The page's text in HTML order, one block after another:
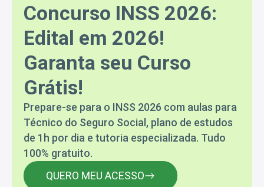
Concurso INSS 2026:
Edital em 2026!
Garanta seu Curso
Grátis!
Prepare-se para o INSS 2026 com aulas para
Técnico do Seguro Social, plano de estudos
de 1h por dia e tutoria especializada. Tudo
100% gratuito.
QUERO MEU ACESSO